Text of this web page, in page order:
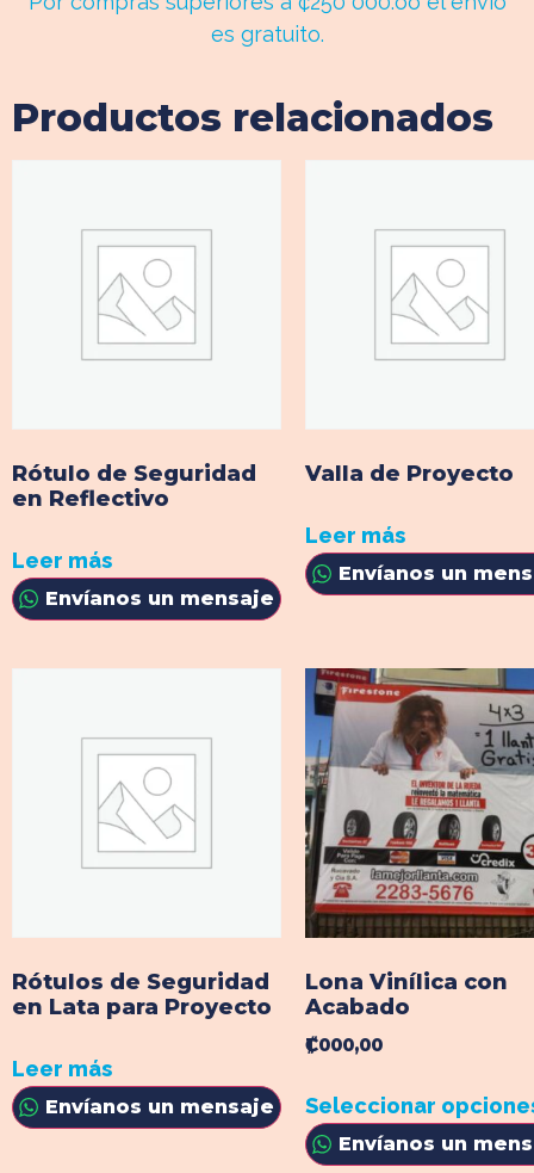
es gratuito.
Productos relacionados
Rótulo de Seguridad
en Reflectivo
Leer más
Envíanos un mensaje
Valla de Proyecto
Leer más
Envíanos un
Rótulos de Seguridad
en Lata para Proyecto
Leer más
Envíanos un mensaje
Lona Vinílica con
Acabado
₡1 000,00
Seleccionar
Envíanos un